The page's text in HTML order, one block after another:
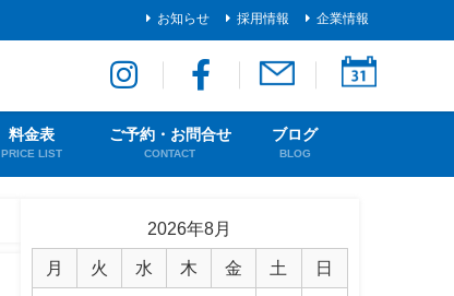
お知らせ 採用情報 企業情報
料金表
PRICE LIST
ご予約・お問合せ
CONTACT
ブログ
BLOG
2026年8月
月 火 水 木 金 土 日